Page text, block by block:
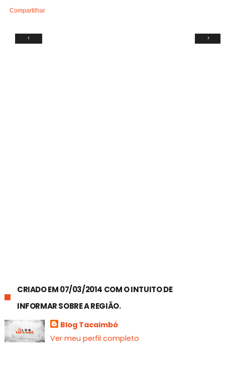
Compartilhar
‹ ›
CRIADO EM 07/03/2014 COM O INTUITO DE
INFORMAR SOBRE A REGIÃO.
Blog Tacaimbó
Ver meu perfil completo